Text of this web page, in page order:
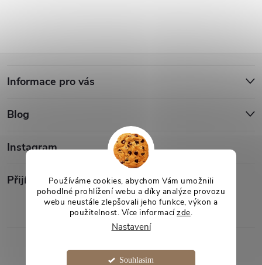
Používáme cookies, abychom Vám umožnili
pohodlné prohlížení webu a díky analýze provozu
webu neustále zlepšovali jeho funkce, výkon a
použitelnost. Více informacízde.
Nastavení
Souhlasím
p
a
Informace pro vás
Blog
Instagram
Přijímáme online platby
Copyright 2026Desami. Všechna práva vyhrazena.